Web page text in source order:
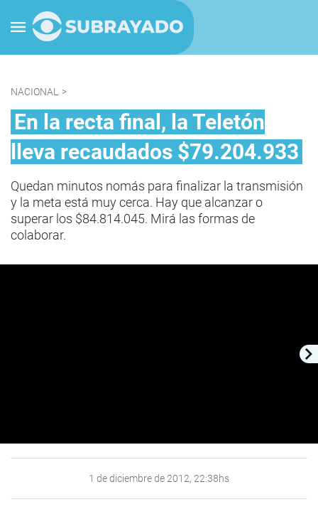
NACIONAL >
En la recta final, la Teletón
lleva recaudados $79.204.933
Quedan minutos nomás para finalizar la transmisión
y la meta está muy cerca. Hay que alcanzar o
superar los $84.814.045. Mirá las formas de
colaborar.
1 de diciembre de 2012, 22:38hs